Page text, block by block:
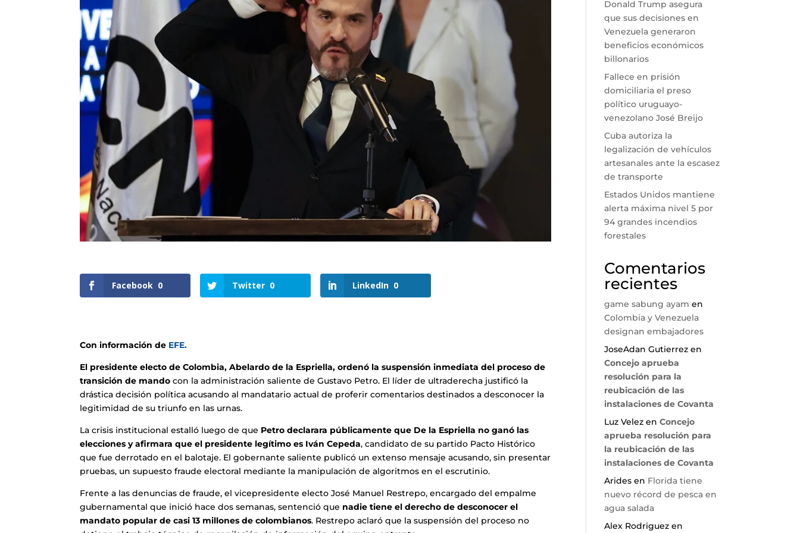
Facebook 0 Twitter 0 LinkedIn 0
Con información de EFE.
El presidente electo de Colombia, Abelardo de la Espriella, ordenó la suspensión inmediata del proceso de
transición de mando con la administración saliente de Gustavo Petro. El líder de ultraderecha justificó la
drástica decisión política acusando al mandatario actual de proferir comentarios destinados a desconocer la
legitimidad de su triunfo en las urnas.
La crisis institucional estalló luego de que Petro declarara públicamente que De la Espriella no ganó las
elecciones y afirmara que el presidente legítimo es Iván Cepeda, candidato de su partido Pacto Histórico
que fue derrotado en el balotaje. El gobernante saliente publicó un extenso mensaje acusando, sin presentar
pruebas, un supuesto fraude electoral mediante la manipulación de algoritmos en el escrutinio.
Frente a las denuncias de fraude, el vicepresidente electo José Manuel Restrepo, encargado del empalme
gubernamental que inició hace dos semanas, sentenció que nadie tiene el derecho de desconocer el
mandato popular de casi 13 millones de colombianos. Restrepo aclaró que la suspensión del proceso no
Donald Trump asegura
que sus decisiones en
Venezuela generaron
beneficios económicos
billonarios
Fallece en prisión
domiciliaria el preso
político uruguayo-
venezolano José Breijo
Cuba autoriza la
legalización de vehículos
artesanales ante la escasez
de transporte
Estados Unidos mantiene
alerta máxima nivel 5 por
94 grandes incendios
forestales
Comentarios
recientes
game sabung ayam en
Colombia y Venezuela
designan embajadores
JoseAdan Gutierrez en
Concejo aprueba
resolución para la
reubicación de las
instalaciones de Covanta
Luz Velez enConcejo
aprueba resolución para
la reubicación de las
instalaciones de Covanta
Arides en Florida tiene
nuevo récord de pesca en
agua salada
Alex Rodriguez en